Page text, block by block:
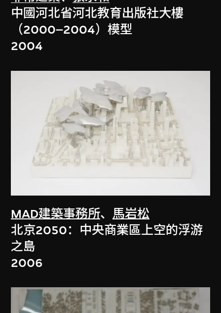
中國河北省河北教育出版社大樓
（2000–2004）模型
2004
MAD建築事務所、 馬岩松
北京2050：中央商業區上空的浮游
之島
2006